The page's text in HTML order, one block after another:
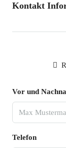
Kontakt
Vor und
Telefon